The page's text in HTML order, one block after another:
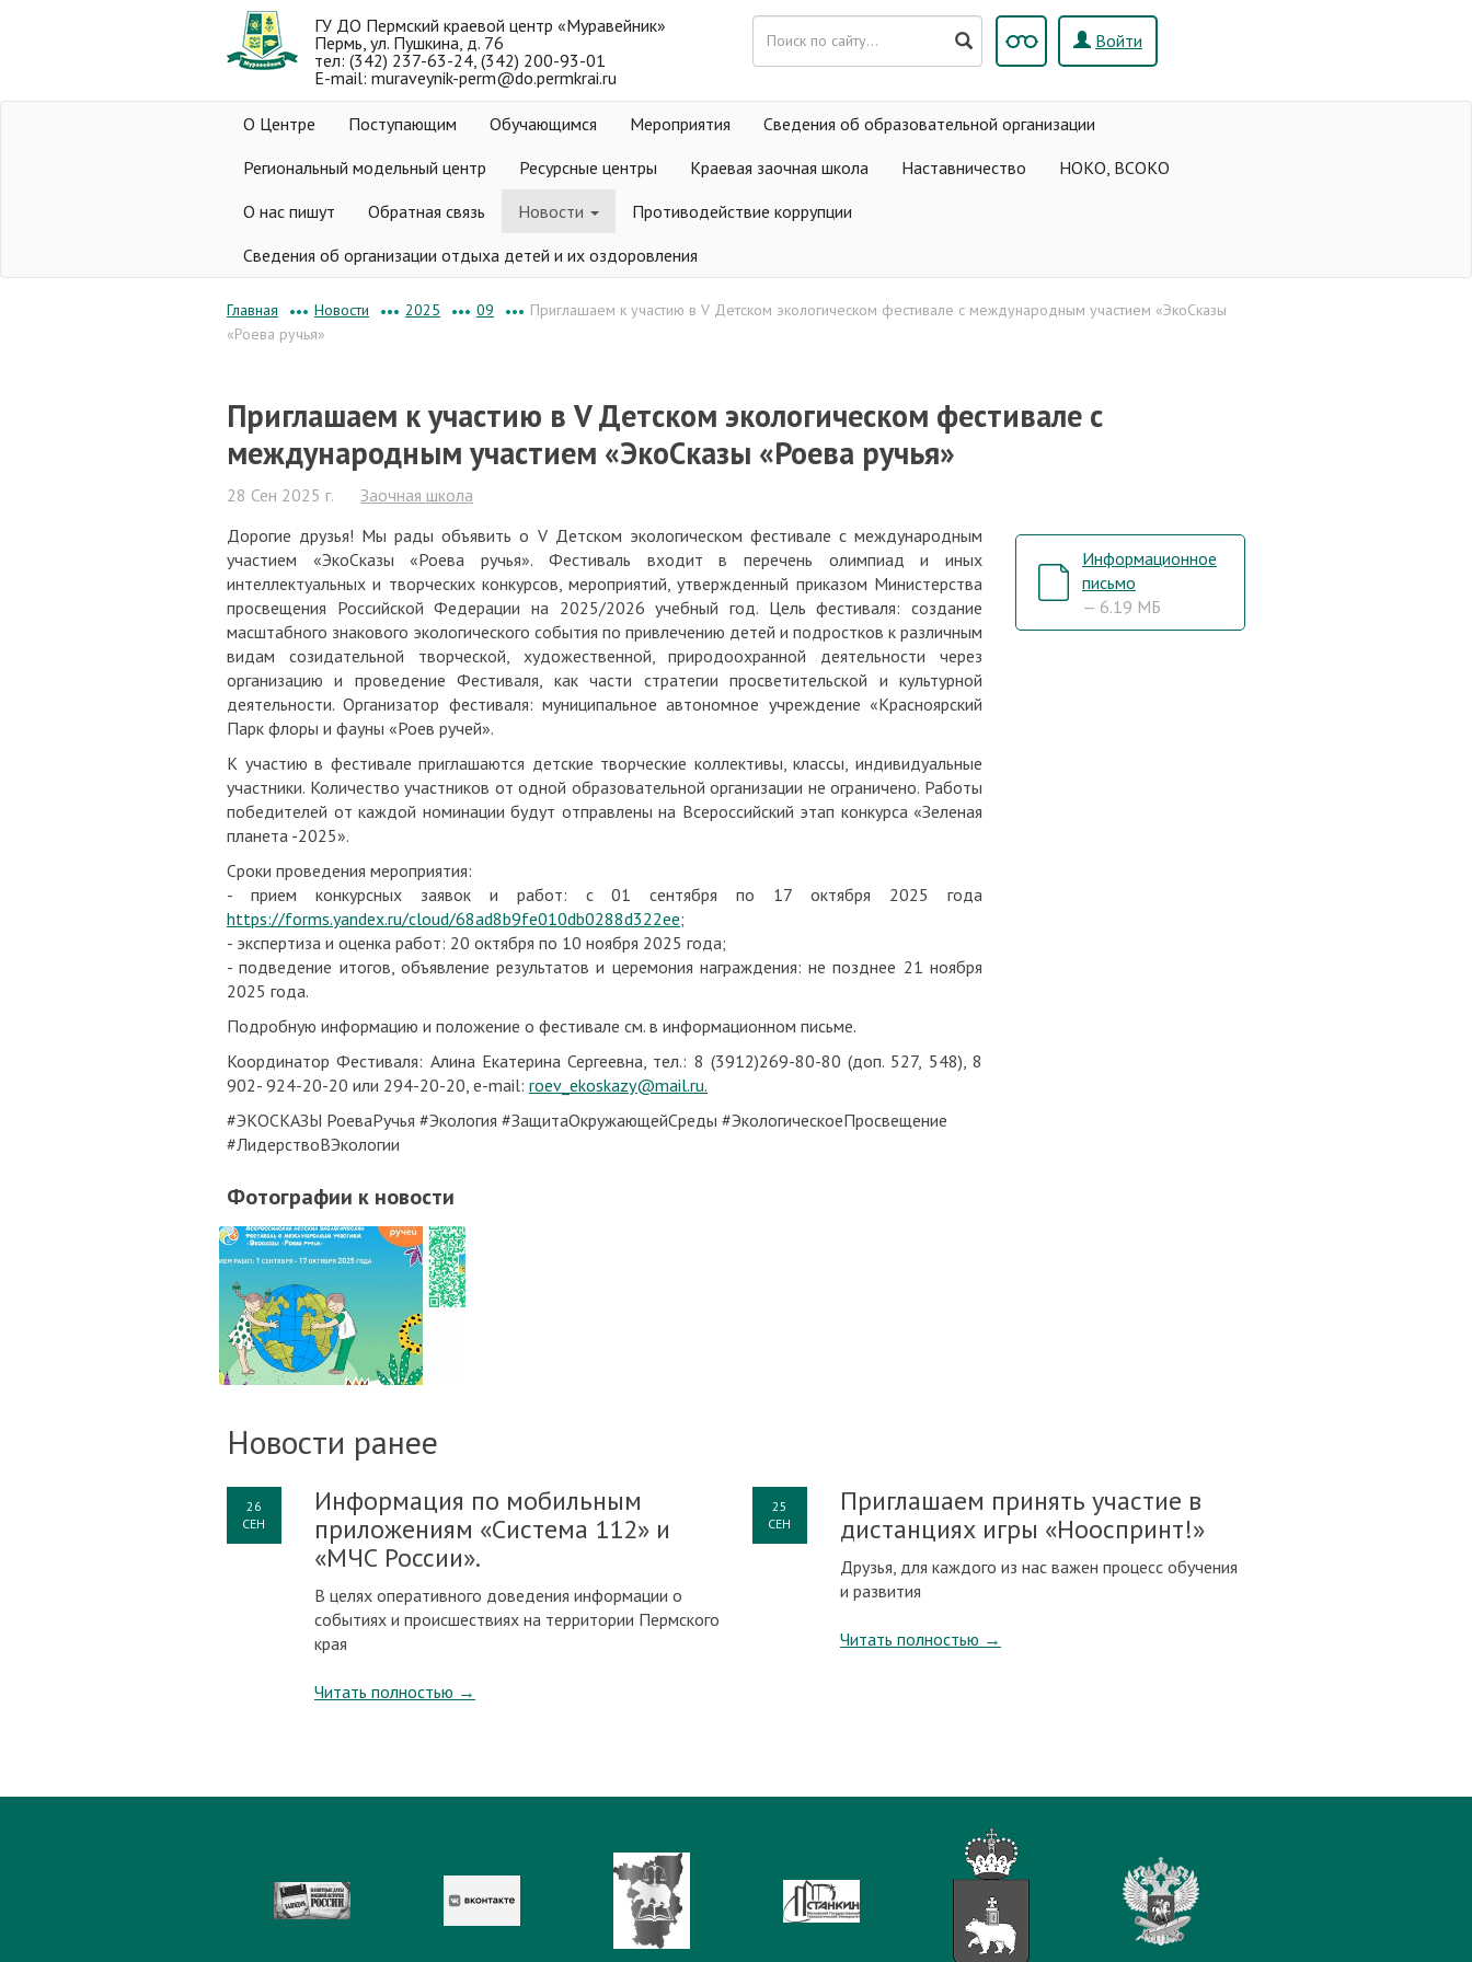
ГУ ДО Пермский краевой центр «Муравейник»
Пермь, ул. Пушкина, д. 76
тел: (342) 237-63-24, (342) 200-93-01
E-mail: muraveynik-perm@do.permkrai.ru
Войти
О Центре Поступающим Обучающимся Мероприятия
Сведения об образовательной организации
Региональный модельный центр
Ресурсные центры Краевая заочная школа Наставничество
НОКО, ВСОКО
О нас пишут
Обратная связь Новости
Противодействие коррупции
Сведения об организации отдыха детей и их оздоровления
Главная ••• Новости ••• 2025 ••• 09 ••• Приглашаем к участию в V Детском экологическом фестивале с международным участием «ЭкоСказы
«Роева ручья»
Приглашаем к участию в V Детском экологическом фестивале с
международным участием «ЭкоСказы «Роева ручья»
28 Сен 2025 г.
Заочная школа
Дорогие друзья! Мы рады объявить о V Детском экологическом фестивале с международным
участием «ЭкоСказы «Роева ручья». Фестиваль входит в перечень олимпиад и иных
интеллектуальных и творческих конкурсов, мероприятий, утвержденный приказом Министерства
просвещения Российской Федерации на 2025/2026 учебный год. Цель фестиваля: создание
масштабного знакового экологического события по привлечению детей и подростков к различным
видам созидательной творческой, художественной, природоохранной деятельности через
организацию и проведение Фестиваля, как части стратегии просветительской и культурной
деятельности. Организатор фестиваля: муниципальное автономное учреждение «Красноярский
Парк флоры и фауны «Роев ручей».
К участию в фестивале приглашаются детские творческие коллективы, классы, индивидуальные
участники. Количество участников от одной образовательной организации не ограничено. Работы
победителей от каждой номинации будут отправлены на Всероссийский этап конкурса «Зеленая
планета -2025».
Сроки проведения мероприятия:
- прием конкурсных заявок и работ: с 01 сентября по 17 октября 2025 года
https://forms.yandex.ru/cloud/68ad8b9fe010db0288d322ee;
- экспертиза и оценка работ: 20 октября по 10 ноября 2025 года;
- подведение итогов, объявление результатов и церемония награждения: не позднее 21 ноября
2025 года.
Подробную информацию и положение о фестивале см. в информационном письме.
Координатор Фестиваля: Алина Екатерина Сергеевна, тел.: 8 (3912)269-80-80 (доп. 527, 548), 8
902- 924-20-20 или 294-20-20, e-mail: roev_ekoskazy@mail.ru.
#ЭКОСКАЗЫ РоеваРучья #Экология #ЗащитаОкружающейСреды #ЭкологическоеПросвещение
#ЛидерствоВЭкологии
Фотографии к новости
Информационное
письмо
— 6.19 МБ
Новости ранее
26
СЕН
Информация по мобильным
приложениям «Система 112» и
«МЧС России».
В целях оперативного доведения информации о
событиях и происшествиях на территории Пермского
края
Читать полностью →
25
СЕН
Приглашаем принять участие в
дистанциях игры «Нооспринт!»
Друзья, для каждого из нас важен процесс обучения
и развития
Читать полностью →